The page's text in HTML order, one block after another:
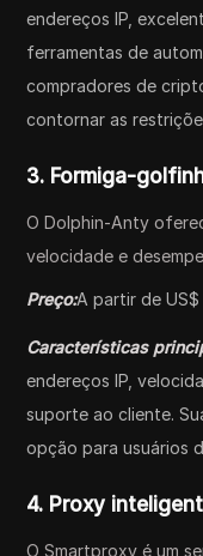
endereços IP,
ferramentas de
compradores de
contornar as
3. Formiga-
O Dolphin-Anty
velocidade e
Preço:A partir de US$
Características
endereços IP,
suporte ao cliente.
opção para usuários
4. Proxy
O Smartproxy é um